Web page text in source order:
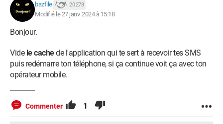
bazfile 20 278
Modifié le 27 janv. 2024 à 15:18
Bonjour.
Vide le cachede l'application qui te sert à recevoir tes SMS
puis redémarre ton téléphone, si ça continue voit ça avec ton
opérateur mobile.
Commenter 1